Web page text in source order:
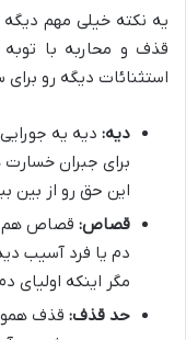
قذف و محاربه با
استثنائات دیگه رو
دیه: دیه یه
برای جبران
این حق رو از بین
قصاص: قصاص هم
دم یا فرد آسیب
مگر اینکه اولیای
حد قذف: قذف